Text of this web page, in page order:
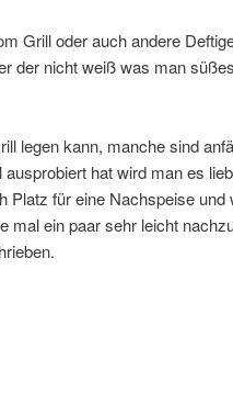
Grill oder auch andere
der nicht weiß was man
legen kann, manche sind
hat wird man es
Platz für eine Nachspeise und
mal ein paar sehr leicht